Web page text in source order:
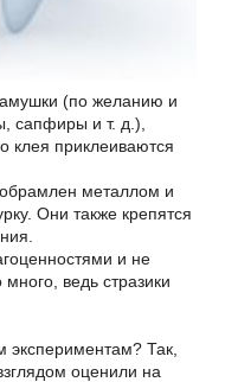
(по желанию и
сапфиры и т. д.),
клея приклеиваются
металлом и
Они также крепятся
и не
много, ведь стразики
экспериментам? Так,
оценили на